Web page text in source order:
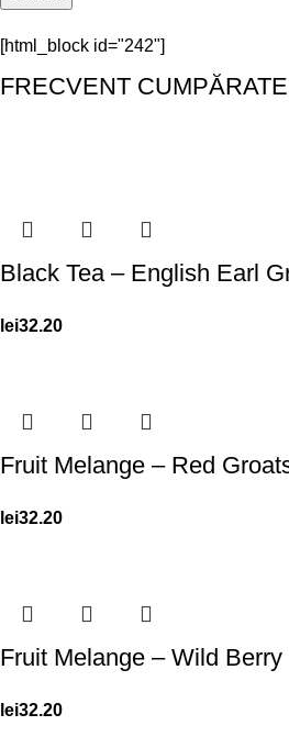
[html_block id="242"]
FRECVENT
Black Tea – English Earl
lei32.20
Fruit Melange – Red
lei32.20
Fruit Melange – Wild Berry
lei32.20